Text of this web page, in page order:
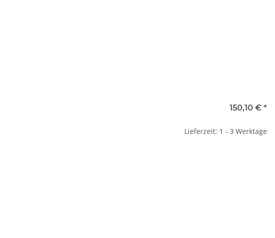
150,10 € *
Lieferzeit: 1 - 3 Werktage